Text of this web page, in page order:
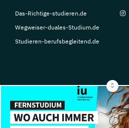
Das-Richtige-studieren.de
Wegweiser-duales-Studium.de
Studieren-berufsbegleitend.de
© Copyright 2026, TarGroup Media GmbH
Impressum
Datenschutzerklärung